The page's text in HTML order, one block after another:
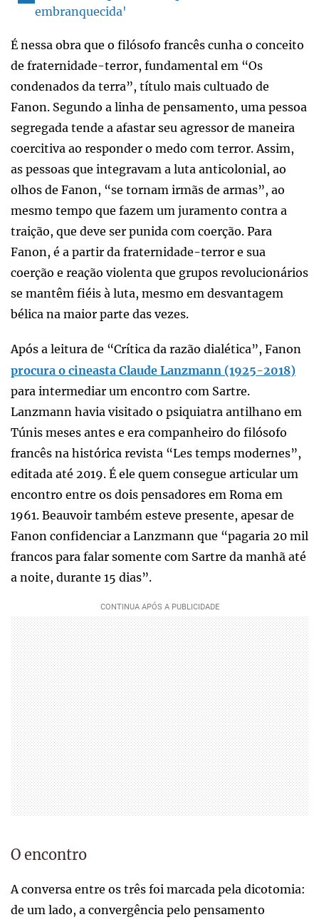
embranquecida'
É nessa obra que o filósofo francês cunha o conceito
de fraternidade-terror, fundamental em “Os
condenados da terra”, título mais cultuado de
Fanon. Segundo a linha de pensamento, uma pessoa
segregada tende a afastar seu agressor de maneira
coercitiva ao responder o medo com terror. Assim,
as pessoas que integravam a luta anticolonial, ao
olhos de Fanon, “se tornam irmãs de armas”, ao
mesmo tempo que fazem um juramento contra a
traição, que deve ser punida com coerção. Para
Fanon, é a partir da fraternidade-terror e sua
coerção e reação violenta que grupos revolucionários
se mantêm fiéis à luta, mesmo em desvantagem
bélica na maior parte das vezes.
Após a leitura de “Crítica da razão dialética”, Fanon
procura o cineasta Claude Lanzmann (1925-2018)
para intermediar um encontro com Sartre.
Lanzmann havia visitado o psiquiatra antilhano em
Túnis meses antes e era companheiro do filósofo
francês na histórica revista “Les temps modernes”,
editada até 2019. É ele quem consegue articular um
encontro entre os dois pensadores em Roma em
1961. Beauvoir também esteve presente, apesar de
Fanon confidenciar a Lanzmann que “pagaria 20 mil
francos para falar somente com Sartre da manhã até
a noite, durante 15 dias”.
O encontro
A conversa entre os três foi marcada pela dicotomia:
de um lado, a convergência pelo pensamento